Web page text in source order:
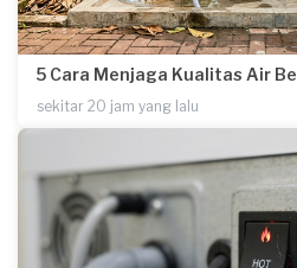
5 Cara Menjaga Kualitas Air
sekitar 20 jam yang lalu